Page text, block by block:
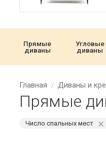
Прямые
диваны
Угловые
диваны
Главная Диваны и
Прямые
Число спальных мест ⨯